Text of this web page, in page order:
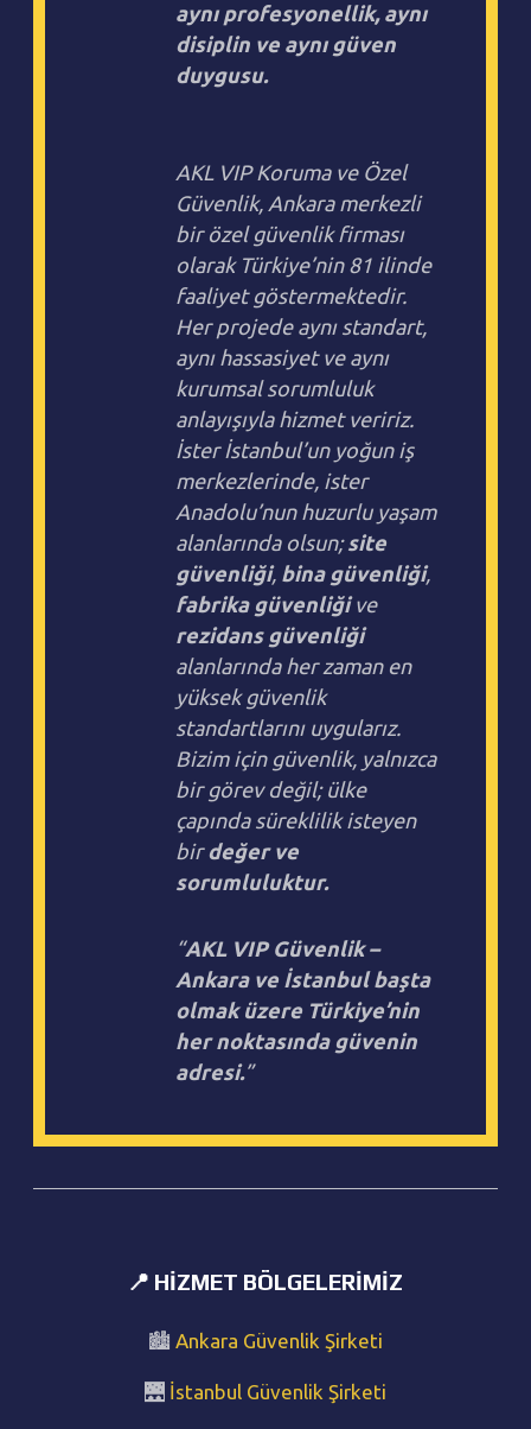
aynı profesyonellik, aynı
disiplin ve aynı güven
duygusu.
AKL VIP Koruma ve Özel
Güvenlik, Ankara merkezli
bir özel güvenlik firması
olarak Türkiye’nin 81 ilinde
faaliyet göstermektedir.
Her projede aynı standart,
aynı hassasiyet ve aynı
kurumsal sorumluluk
anlayışıyla hizmet veririz.
İster İstanbul’un yoğun iş
merkezlerinde, ister
Anadolu’nun huzurlu yaşam
alanlarında olsun;site
güvenliği, bina güvenliği,
fabrika güvenliğive
rezidans güvenliği
alanlarında her zaman en
yüksek güvenlik
standartlarını uygularız.
Bizim için güvenlik, yalnızca
bir görev değil; ülke
çapında süreklilik isteyen
birdeğer ve
sorumluluktur.
“AKL VIP Güvenlik –
Ankara ve İstanbul başta
olmak üzere Türkiye’nin
her noktasında güvenin
adresi.”
📍 HIZMET BÖLGELERIMIZ
🏙️ Ankara Güvenlik Şirketi
🌉 İstanbul Güvenlik Şirketi